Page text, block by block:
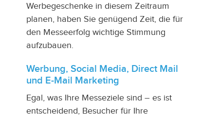
Werbegeschenke in diesem Zeitraum
planen, haben Sie genügend Zeit, die für
den Messeerfolg wichtige Stimmung
aufzubauen.
Werbung, Social Media, Direct Mail
und E-Mail Marketing
Egal, was Ihre Messeziele sind – es ist
entscheidend, Besucher für Ihre